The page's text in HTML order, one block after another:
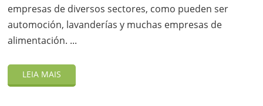
empresas de diversos sectores, como pueden ser
automoción, lavanderías y muchas empresas de
alimentación. ...